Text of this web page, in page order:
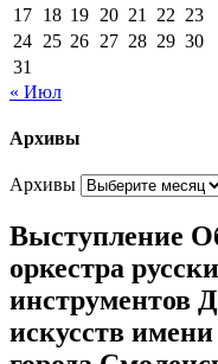
17 18 19 20 21 22 23
24 25 26 27 28 29 30
31
« Июл
Архивы
Архивы
Выступление
оркестра
инструментов
искусств